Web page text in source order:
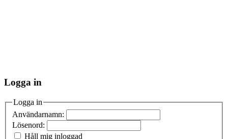
Logga in
Logga in
Användarnamn:
Lösenord:
Håll mig inloggad